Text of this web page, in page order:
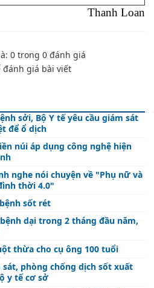
Thanh Loan
0 trong 0 đánh giá
đánh giá bài viết
sởi, Bộ Y tế yêu cầu giám sát
để ổ dịch
núi áp dụng công nghệ hiện
nghe nói chuyện về "Phụ nữ và
thời 4.0"
sốt rét
dại trong 2 tháng đầu năm,
thừa cho cụ ông 100 tuổi
phòng chống dịch sốt xuất
y tế cơ sở